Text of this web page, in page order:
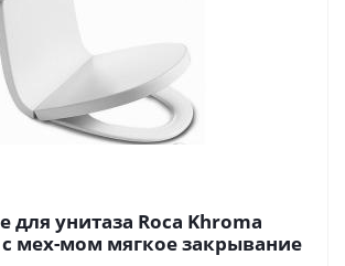
для унитаза Roca Khroma
с мех-мом мягкое закрывание